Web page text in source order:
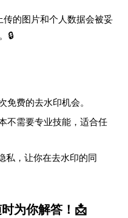
的图片和个人数据会被妥
🔒
免费的去水印机会。
不需要专业技能，适合任
私，让你在去水印的同
为你解答！📩